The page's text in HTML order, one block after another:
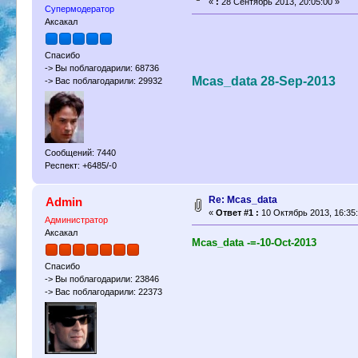
Супермодератор
Аксакал
Спасибо
-> Вы поблагодарили: 68736
-> Вас поблагодарили: 29932
Сообщений: 7440
Респект: +6485/-0
Mcas_data 28-Sep-2013
Admin
Администратор
Аксакал
Спасибо
-> Вы поблагодарили: 23846
-> Вас поблагодарили: 22373
Re: Mcas_data
«Ответ #1 : 10 Октябрь 2013,
Mcas_data -=-10-Oct-2013